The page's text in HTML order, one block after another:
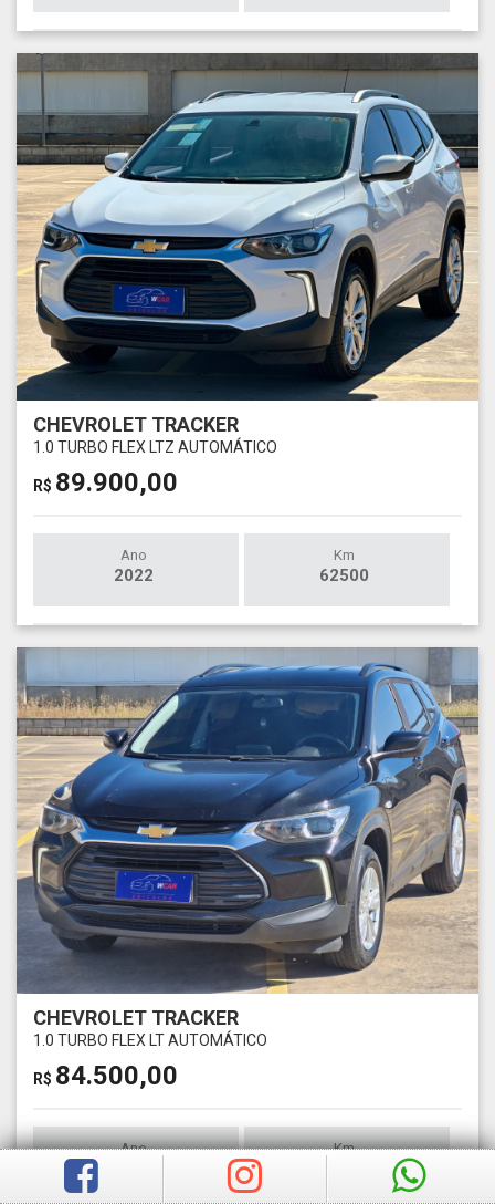
CHEVROLET TRACKER
1.0 TURBO FLEX LTZ AUTOMÁTICO
R$ 89.900,00
Ano
2022
Km
62500
CHEVROLET TRACKER
1.0 TURBO FLEX LT AUTOMÁTICO
R$ 84.500,00
Ano Km